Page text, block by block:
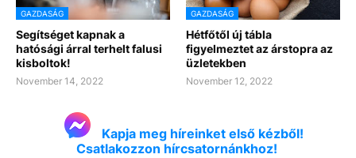
GAZDASÁG
Segítséget kapnak a
hatósági árral terhelt falusi
kisboltok!
November 14, 2022
GAZDASÁG
Hétfőtől új tábla
figyelmeztet az árstopra az
üzletekben
November 12, 2022
Kapja meg híreinket első kézből!
Csatlakozzon hírcsatornánkhoz!